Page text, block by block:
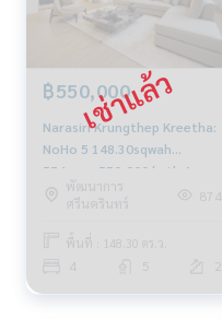
฿550,000
Narasiri Krungthep Kreetha:
NoHo 5 148.30sqwah
554sqm. 550,000/mth Am:
0656199198
พัฒนาการ
ศรีนครินทร์
874
พื้นที่ : 148.30 ตร.ว.
4 5